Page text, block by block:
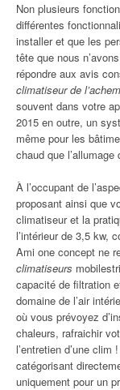
Non plusieurs
différentes
installer et que les
tête que nous
répondre aux avis
climatiseur de
souvent dans votre
2015 en outre, un
même pour les
chaud que
À l’occupant de
proposant ainsi que
climatiseur et la
l’intérieur de 3,5 kw,
Ami one concept ne
climatiseurs
capacité de filtration
domaine de l’air
où vous prévoyez
chaleurs, rafraichir
l’entretien d’une
catégorisant
uniquement pour un